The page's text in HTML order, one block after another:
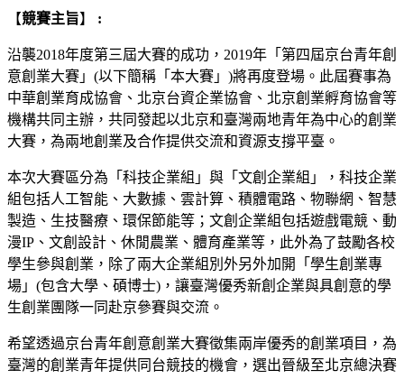
【競賽主旨】 :
沿襲2018年度第三屆大賽的成功，2019年「第四屆京台青年創
意創業大賽」(以下簡稱「本大賽」)將再度登場。此屆賽事為
中華創業育成協會、北京台資企業協會、北京創業孵育協會等
機構共同主辦，共同發起以北京和臺灣兩地青年為中心的創業
大賽，為兩地創業及合作提供交流和資源支撐平臺。
本次大賽區分為「科技企業組」與「文創企業組」，科技企業
組包括人工智能、大數據、雲計算、積體電路、物聯網、智慧
製造、生技醫療、環保節能等；文創企業組包括遊戲電競、動
漫IP、文創設計、休閒農業、體育產業等，此外為了鼓勵各校
學生參與創業，除了兩大企業組別外另外加開「學生創業專
場」(包含大學、碩博士)，讓臺灣優秀新創企業與具創意的學
生創業團隊一同赴京參賽與交流。
希望透過京台青年創意創業大賽徵集兩岸優秀的創業項目，為
臺灣的創業青年提供同台競技的機會，選出晉級至北京總決賽